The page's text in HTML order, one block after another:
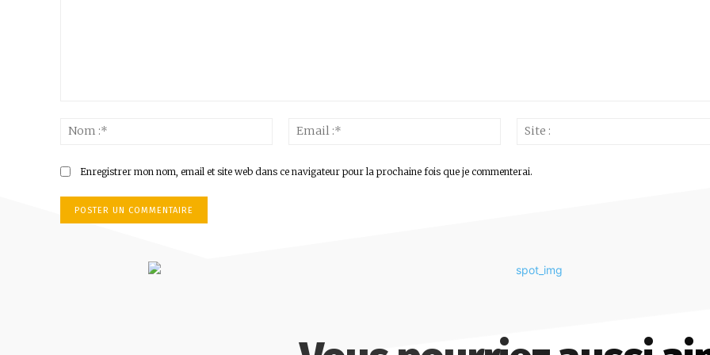
Email
Enregistrer mon nom, email et site web dans ce navigateur pour la prochaine fois que je commenterai.